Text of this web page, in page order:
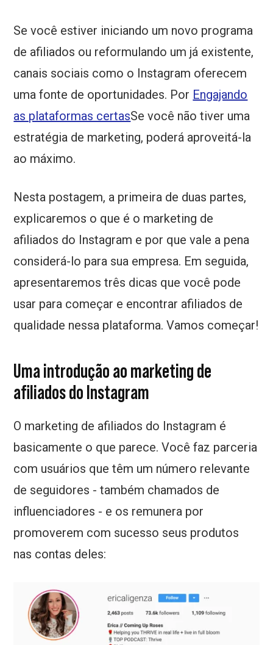
Se você estiver iniciando um novo programa
de afiliados ou reformulando um já existente,
canais sociais como o Instagram oferecem
uma fonte de oportunidades. Por Engajando
as plataformas certasSe você não tiver uma
estratégia de marketing, poderá aproveitá-la
ao máximo.
Nesta postagem, a primeira de duas partes,
explicaremos o que é o marketing de
afiliados do Instagram e por que vale a pena
considerá-lo para sua empresa. Em seguida,
apresentaremos três dicas que você pode
usar para começar e encontrar afiliados de
qualidade nessa plataforma. Vamos começar!
Uma introdução ao marketing de
afiliados do Instagram
O marketing de afiliados do Instagram é
basicamente o que parece. Você faz parceria
com usuários que têm um número relevante
de seguidores - também chamados de
influenciadores - e os remunera por
promoverem com sucesso seus produtos
nas contas deles: